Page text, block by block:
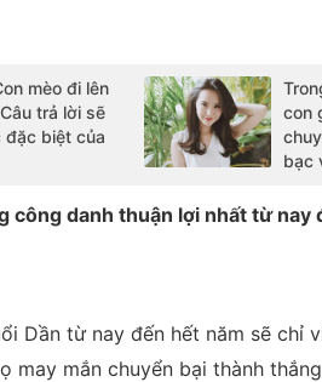
mèo đi lên
trả lời sẽ
đặc biệt của
con
bạc
công danh thuận lợi nhất từ nay
Dần từ nay đến hết năm sẽ chỉ
may mắn chuyển bại thành